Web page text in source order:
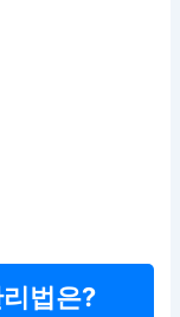
법은?